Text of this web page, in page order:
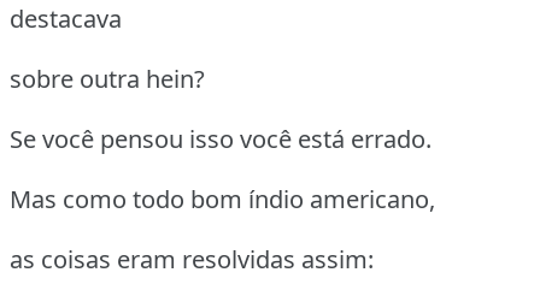
destacava
sobre outra hein?
Se você pensou isso você está errado.
Mas como todo bom índio americano,
as coisas eram resolvidas assim: